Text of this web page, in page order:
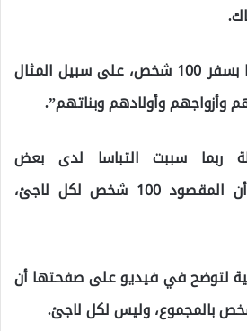
وذكرت أنه “يُسمح حاليا بسفر 100 شخص، على سبيل المثال
وأزواجهم وأولادهم وبناتهم”.
ربما سببت التباسا لدى بعض
المستخدمين، فظنوا أن المقصود 100 شخص لكل لاجئ،
لتوضح في فيديو على صفحتها أن
بالمجموع، وليس لكل لاجئ.